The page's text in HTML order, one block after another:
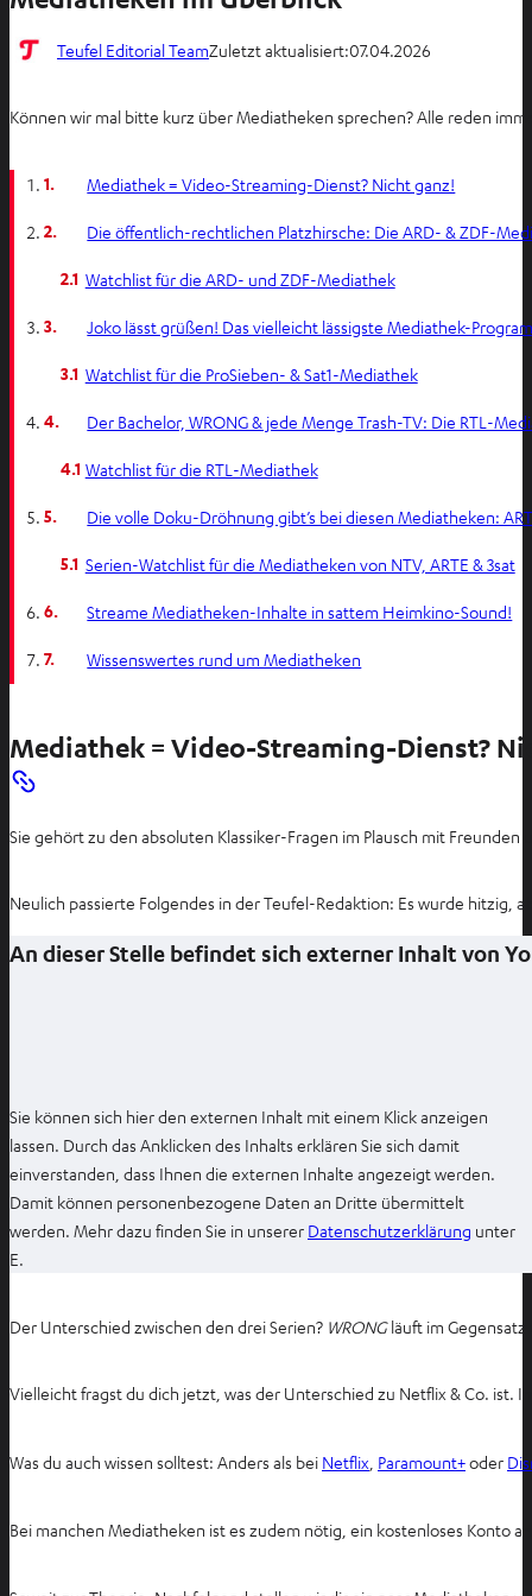
Teufel Editorial TeamZuletzt aktualisiert:07.04.2026
Können wir mal bitte kurz über Mediatheken sprechen? Alle reden
1. Mediathek = Video-Streaming-Dienst? Nicht ganz!
2. Die öffentlich-rechtlichen Platzhirsche: Die ARD- & ZDF-
2.1 Watchlist für die ARD- und ZDF-Mediathek
3. Joko lässt grüßen! Das vielleicht lässigste Mediathek-
3.1 Watchlist für die ProSieben- & Sat1-Mediathek
4. Der Bachelor, WRONG & jede Menge Trash-TV: Die RTL-
4.1 Watchlist für die RTL-Mediathek
5. Die volle Doku-Dröhnung gibt’s bei diesen Mediatheken:
5.1 Serien-Watchlist für die Mediatheken von NTV, ARTE & 3sat
6. Streame Mediatheken-Inhalte in sattem Heimkino-Sound!
7. Wissenswertes rund um Mediatheken
Mediathek = Video-Streaming-Dienst?
Sie gehört zu den absoluten Klassiker-Fragen im Plausch mit
Neulich passierte Folgendes in der Teufel-Redaktion: Es wurde hitzig,
An dieser Stelle befindet sich externer Inhalt von
Sie können sich hier den externen Inhalt mit einem Klick anzeigen
lassen. Durch das Anklicken des Inhalts erklären Sie sich damit
einverstanden, dass Ihnen die externen Inhalte angezeigt werden.
Damit können personenbezogene Daten an Dritte übermittelt
werden. Mehr dazu finden Sie in unserer Datenschutzerklärung
u
n
a
f
unter
E.
Der Unterschied zwischen den drei Serien? WRONGläuft im Gegensatz
Vielleicht fragst du dich jetzt, was der Unterschied zu Netflix & Co. ist.
Was du auch wissen solltest: Anders als bei Netflix Paramount+oder
Bei manchen Mediatheken ist es zudem nötig, ein kostenloses Konto